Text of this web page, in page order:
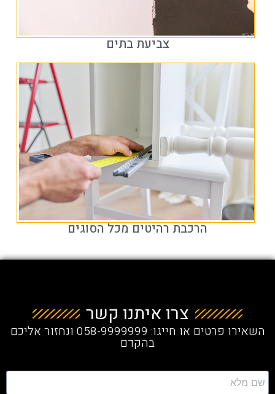
צביעת בתים
הרכבת רהיטים מכל הסוגים
צרו איתנו קשר
השאירו פרטים או חייגו: 058-9999999 ונחזור אליכם
בהקדם